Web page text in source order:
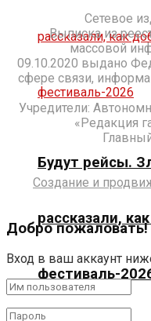
Будут рейсы.
рассказали,
фестиваль-
Сетевое
Выписка из
массовой
09.10.2020 выдано
сфере связи,
Учредители:
«Редакция
Создание и
Добро пожаловать!
Вход в ваш аккаунт